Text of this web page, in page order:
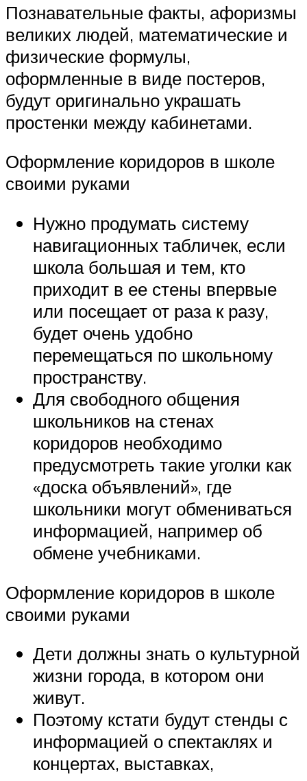
Познавательные факты, афоризмы
великих людей, математические и
физические формулы,
оформленные в виде постеров,
будут оригинально украшать
простенки между кабинетами.
Оформление коридоров в школе
своими руками
Нужно продумать систему
навигационных табличек, если
школа большая и тем, кто
приходит в ее стены впервые
или посещает от раза к разу,
будет очень удобно
перемещаться по школьному
пространству.
Для свободного общения
школьников на стенах
коридоров необходимо
предусмотреть такие уголки как
«доска объявлений», где
школьники могут обмениваться
информацией, например об
обмене учебниками.
Оформление коридоров в школе
своими руками
Дети должны знать о культурной
жизни города, в котором они
живут.
Поэтому кстати будут стенды с
информацией о спектаклях и
концертах, выставках,